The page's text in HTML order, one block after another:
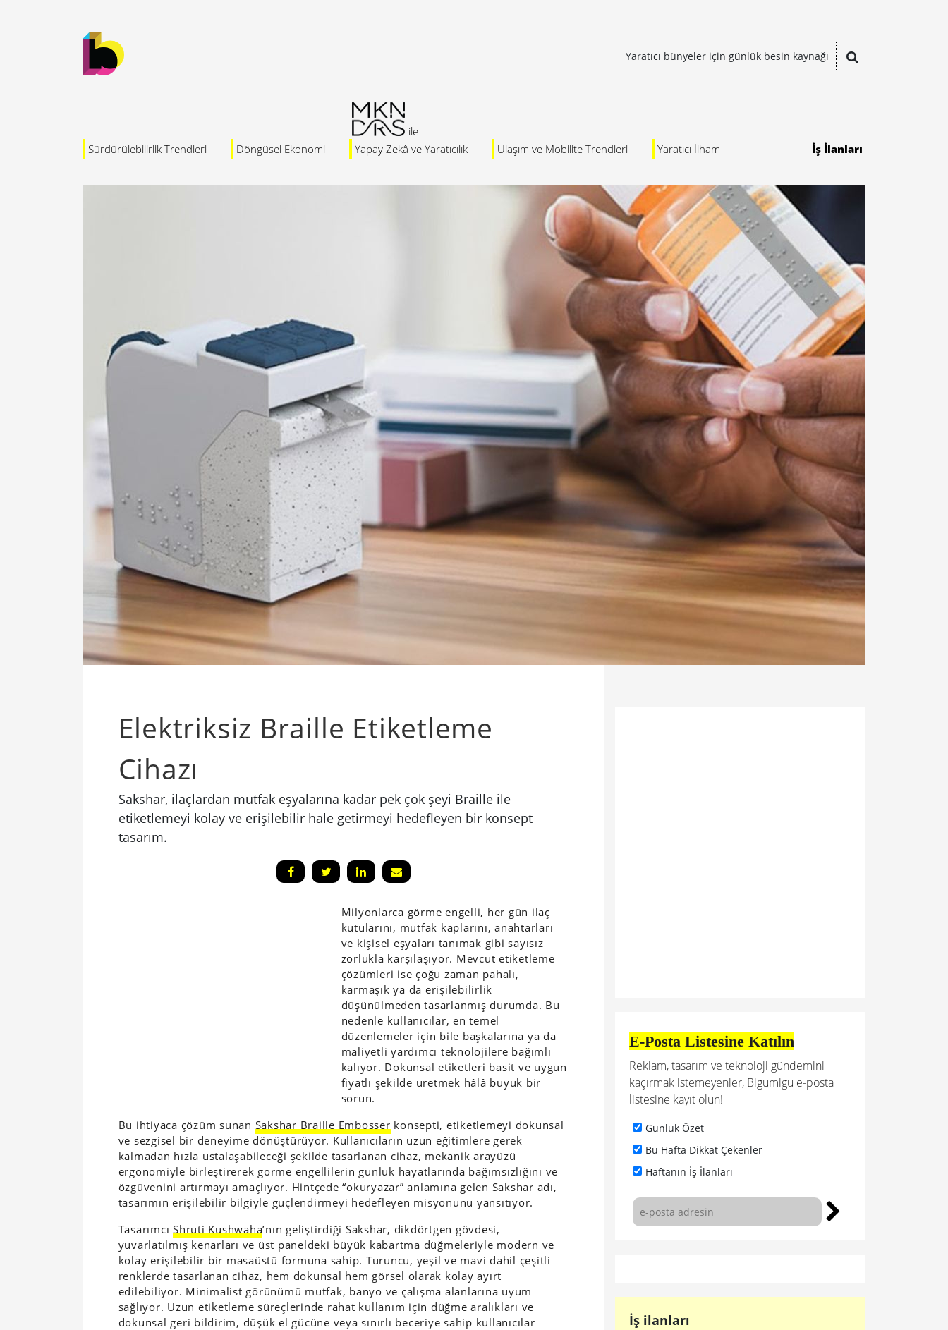
Yaratıcı bünyeler için günlük besin kaynağı
Sürdürülebilirlik Trendleri Döngüsel Ekonomi Yapay Zekâ ve Yaratıcılık Ulaşım ve Mobilite Trendleri Yaratıcı İlham İş İlanları
Elektriksiz Braille Etiketleme
Cihazı
Sakshar, ilaçlardan mutfak eşyalarına kadar pek çok şeyi Braille ile
etiketlemeyi kolay ve erişilebilir hale getirmeyi hedefleyen bir konsept
tasarım.
Milyonlarca görme engelli, her gün ilaç
kutularını, mutfak kaplarını, anahtarları
ve kişisel eşyaları tanımak gibi sayısız
zorlukla karşılaşıyor. Mevcut etiketleme
çözümleri ise çoğu zaman pahalı,
karmaşık ya da erişilebilirlik
düşünülmeden tasarlanmış durumda. Bu
nedenle kullanıcılar, en temel
düzenlemeler için bile başkalarına ya da
maliyetli yardımcı teknolojilere bağımlı
kalıyor. Dokunsal etiketleri basit ve uygun
fiyatlı şekilde üretmek hâlâ büyük bir
sorun.
Bu ihtiyaca çözüm sunan Sakshar Braille Embosser konsepti, etiketlemeyi dokunsal
ve sezgisel bir deneyime dönüştürüyor. Kullanıcıların uzun eğitimlere gerek
kalmadan hızla ustalaşabileceği şekilde tasarlanan cihaz, mekanik arayüzü
ergonomiyle birleştirerek görme engellilerin günlük hayatlarında bağımsızlığını ve
özgüvenini artırmayı amaçlıyor. Hintçede “okuryazar” anlamına gelen Sakshar adı,
tasarımın erişilebilir bilgiyle güçlendirmeyi hedefleyen misyonunu yansıtıyor.
TasarımcıShruti Kushwaha’nın geliştirdiği Sakshar, dikdörtgen gövdesi,
yuvarlatılmış kenarları ve üst paneldeki büyük kabartma düğmeleriyle modern ve
kolay erişilebilir bir masaüstü formuna sahip. Turuncu, yeşil ve mavi dahil çeşitli
renklerde tasarlanan cihaz, hem dokunsal hem görsel olarak kolay ayırt
edilebiliyor. Minimalist görünümü mutfak, banyo ve çalışma alanlarına uyum
sağlıyor. Uzun etiketleme süreçlerinde rahat kullanım için düğme aralıkları ve
dokunsal geri bildirim, düşük el gücüne veya sınırlı beceriye sahip kullanıcılar
E-Posta Listesine Katılın
Reklam, tasarım ve teknoloji gündemini
kaçırmak istemeyenler, Bigumigu e-posta
listesine kayıt olun!
Günlük Özet
Bu Hafta Dikkat Çekenler
Haftanın İş İlanları
İş ilanları